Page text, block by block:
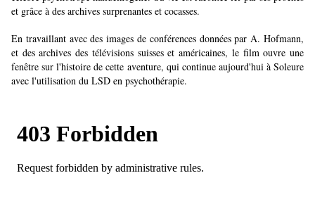
et grâce à des archives surprenantes et cocasses.
En travaillant avec des images de conférences données par A. Hofmann,
et des archives des télévisions suisses et américaines, le film ouvre une
fenêtre sur l'histoire de cette aventure, qui continue aujourd'hui à Soleure
avec l'utilisation du LSD en psychothérapie.